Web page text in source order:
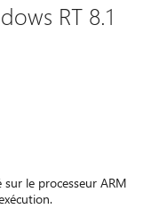
RT 8.1
le processeur ARM